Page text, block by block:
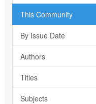
This Community
By Issue Date
Authors
Titles
Subjects